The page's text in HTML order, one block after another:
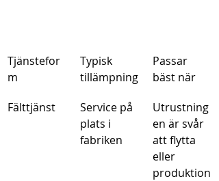
Tjänstefor
m
Typisk
tillämpning
Passar
bäst när
Fälttjänst
Service på
plats i
fabriken
Utrustning
en är svår
att flytta
eller
produktion